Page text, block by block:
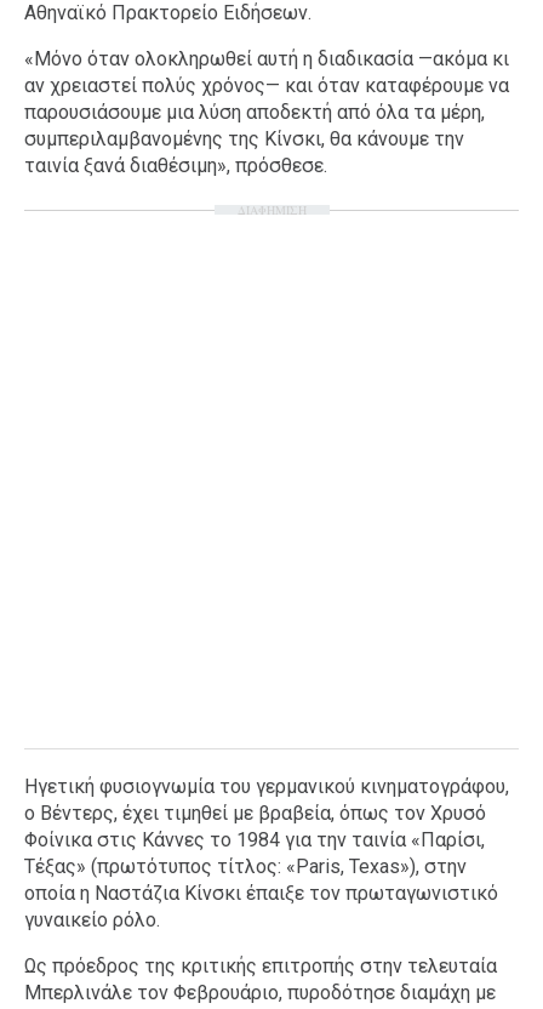
Αθηναϊκό Πρακτορείο Ειδήσεων.
«Μόνο όταν ολοκληρωθεί αυτή η διαδικασία —ακόμα κι
αν χρειαστεί πολύς χρόνος— και όταν καταφέρουμε να
παρουσιάσουμε μια λύση αποδεκτή από όλα τα μέρη,
συμπεριλαμβανομένης της Κίνσκι, θα κάνουμε την
ταινία ξανά διαθέσιμη», πρόσθεσε.
ΔΙΑΦΗΜΙΣΗ
Ηγετική φυσιογνωμία του γερμανικού κινηματογράφου,
ο Βέντερς, έχει τιμηθεί με βραβεία, όπως τον Χρυσό
Φοίνικα στις Κάννες το 1984 για την ταινία «Παρίσι,
Τέξας» (πρωτότυπος τίτλος: «Paris, Texas»), στην
οποία η Ναστάζια Κίνσκι έπαιξε τον πρωταγωνιστικό
γυναικείο ρόλο.
Ως πρόεδρος της κριτικής επιτροπής στην τελευταία
Μπερλινάλε τον Φεβρουάριο, πυροδότησε διαμάχη με